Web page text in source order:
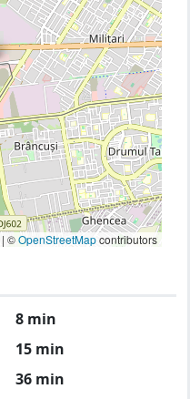
| ©OpenStreetMapcontributors
8 min
15 min
36 min